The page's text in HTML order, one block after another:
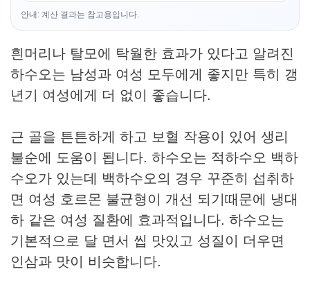
안내: 계산 결과는 참고용입니다.
흰머리나 탈모에 탁월한 효과가 있다고 알려진
하수오는 남성과 여성 모두에게 좋지만 특히 갱
년기 여성에게 더 없이 좋습니다.
근 골을 튼튼하게 하고 보혈 작용이 있어 생리
불순에 도움이 됩니다. 하수오는 적하수오 백하
수오가 있는데 백하수오의 경우 꾸준히 섭취하
면 여성 호르몬 불균형이 개선 되기때문에 냉대
하 같은 여성 질환에 효과적입니다. 하수오는
기본적으로 달 면서 씹 맛있고 성질이 더우면
인삼과 맛이 비슷합니다.